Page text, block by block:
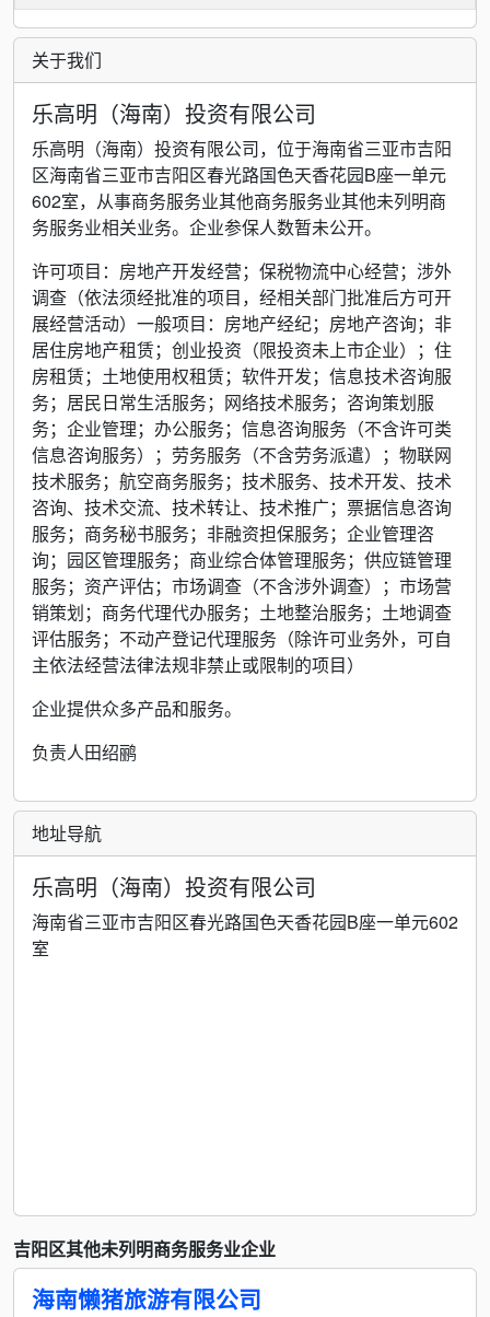
关于我们
乐高明（海南）投资有限公司
乐高明（海南）投资有限公司，位于海南省三亚市吉阳
区海南省三亚市吉阳区春光路国色天香花园B座一单元
602室，从事商务服务业其他商务服务业其他未列明商
务服务业相关业务。企业参保人数暂未公开。
许可项目：房地产开发经营；保税物流中心经营；涉外
调查（依法须经批准的项目，经相关部门批准后方可开
展经营活动）一般项目：房地产经纪；房地产咨询；非
居住房地产租赁；创业投资（限投资未上市企业）；住
房租赁；土地使用权租赁；软件开发；信息技术咨询服
务；居民日常生活服务；网络技术服务；咨询策划服
务；企业管理；办公服务；信息咨询服务（不含许可类
信息咨询服务）；劳务服务（不含劳务派遣）；物联网
技术服务；航空商务服务；技术服务、技术开发、技术
咨询、技术交流、技术转让、技术推广；票据信息咨询
服务；商务秘书服务；非融资担保服务；企业管理咨
询；园区管理服务；商业综合体管理服务；供应链管理
服务；资产评估；市场调查（不含涉外调查）；市场营
销策划；商务代理代办服务；土地整治服务；土地调查
评估服务；不动产登记代理服务（除许可业务外，可自
主依法经营法律法规非禁止或限制的项目）
企业提供众多产品和服务。
负责人田绍鹂
地址导航
乐高明（海南）投资有限公司
海南省三亚市吉阳区春光路国色天香花园B座一单元602
室
吉阳区其他未列明商务服务业企业
海南懒猪旅游有限公司